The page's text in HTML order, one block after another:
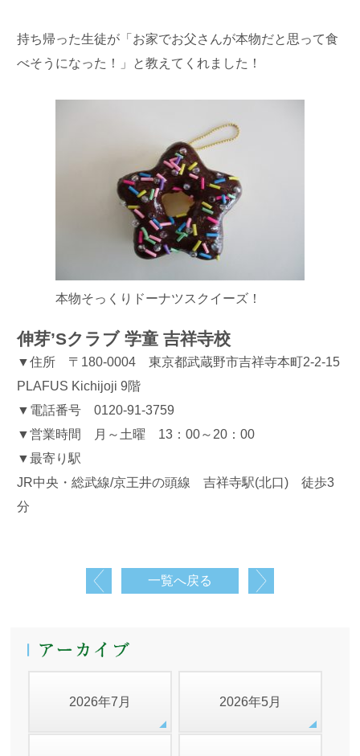
持ち帰った生徒が「お家でお父さんが本物だと思って食
べそうになった！」と教えてくれました！
本物そっくりドーナツスクイーズ！
伸芽’Sクラブ 学童 吉祥寺校
▼住所 〒180-0004 東京都武蔵野市吉祥寺本町2-2-15
PLAFUS Kichijoji 9階
▼電話番号 0120-91-3759
▼営業時間 月～土曜 13：00～20：00
▼最寄り駅
JR中央・総武線/京王井の頭線 吉祥寺駅(北口) 徒歩3
分
一覧へ戻る
2026年7月 2026年5月